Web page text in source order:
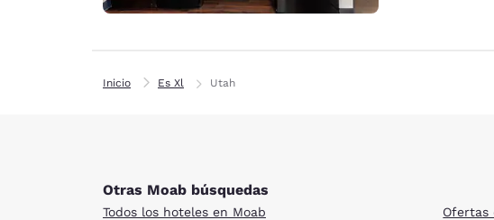
Inicio Es Xl Utah
Otras Moab búsquedas
Todos los hoteles en Moab Ofertas